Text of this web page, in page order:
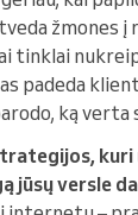
žmones į
tinklai
padeda
ką
jūsų versle